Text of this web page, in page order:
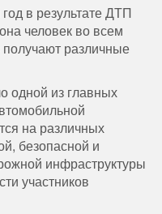
в результате ДТП
человек во всем
различные
одной из главных
на различных
безопасной и
инфраструктуры
участников